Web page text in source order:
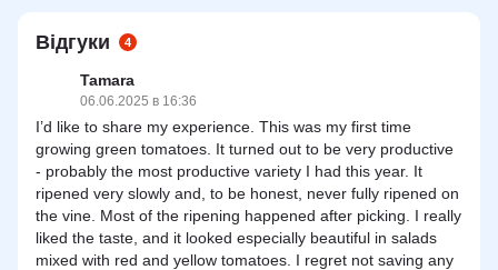
Відгуки 4
Tamara
06.06.2025 в 16:36
I’d like to share my experience. This was my first time
growing green tomatoes. It turned out to be very productive
- probably the most productive variety I had this year. It
ripened very slowly and, to be honest, never fully ripened on
the vine. Most of the ripening happened after picking. I really
liked the taste, and it looked especially beautiful in salads
mixed with red and yellow tomatoes. I regret not saving any